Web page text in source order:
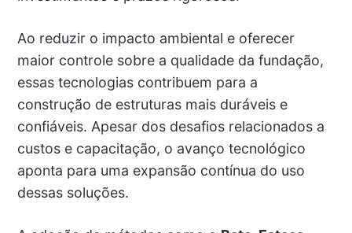
Ao reduzir o impacto ambiental e oferecer
maior controle sobre a qualidade da fundação,
essas tecnologias contribuem para a
construção de estruturas mais duráveis e
confiáveis. Apesar dos desafios relacionados a
custos e capacitação, o avanço tecnológico
aponta para uma expansão contínua do uso
dessas soluções.